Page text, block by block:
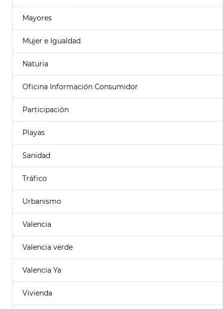
Mayores
Mujer e Igualdad
Naturia
Oficina Información Consumidor
Participación
Playas
Sanidad
Tráfico
Urbanismo
Valencia
Valencia verde
Valencia Ya
Vivienda